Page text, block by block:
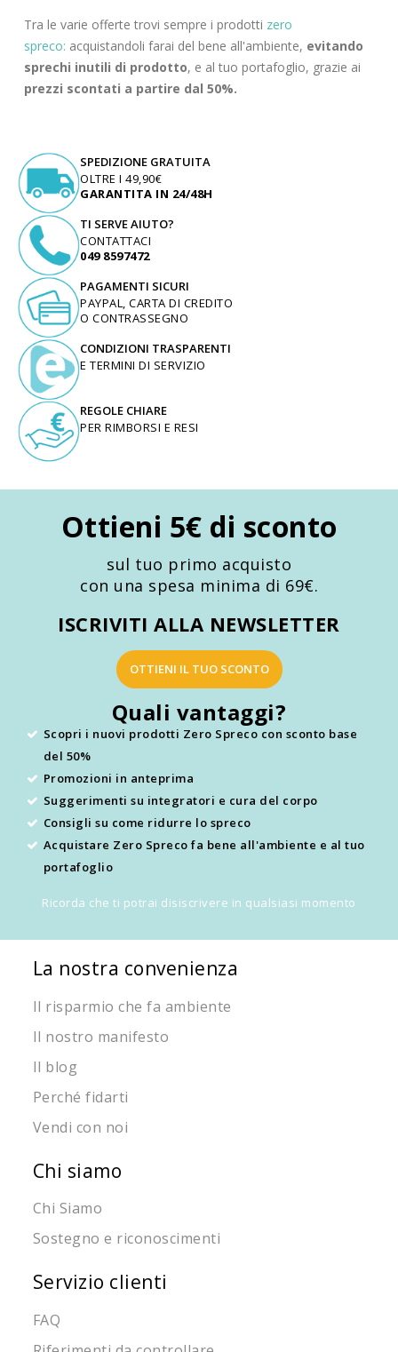
Tra le varie offerte trovi sempre i prodotti zero
spreco: acquistandoli farai del bene all'ambiente, evitando
sprechi inutili di prodotto, e al tuo portafoglio, grazie ai
prezzi scontati a partire dal 50%.
SPEDIZIONE GRATUITA
OLTRE I 49,90€
GARANTITA IN 24/48H
TI SERVE AIUTO?
CONTATTACI
049 8597472
PAGAMENTI SICURI
PAYPAL, CARTA DI CREDITO
O CONTRASSEGNO
CONDIZIONI TRASPARENTI
E TERMINI DI SERVIZIO
REGOLE CHIARE
PER RIMBORSI E RESI
Ottieni 5€ di sconto
sul tuo primo acquisto
con una spesa minima di 69€.
ISCRIVITI ALLA NEWSLETTER
OTTIENI IL TUO SCONTO
Quali vantaggi?
Scopri i nuovi prodotti Zero Spreco con sconto base
del 50%
Promozioni in anteprima
Suggerimenti su integratori e cura del corpo
Consigli su come ridurre lo spreco
Acquistare Zero Spreco fa bene all'ambiente e al tuo
portafoglio
Ricorda che ti potrai disiscrivere in qualsiasi momento
La nostra convenienza
Il risparmio che fa ambiente
Il nostro manifesto
Il blog
Perché fidarti
Vendi con noi
Chi siamo
Chi Siamo
Sostegno e riconoscimenti
Servizio clienti
FAQ